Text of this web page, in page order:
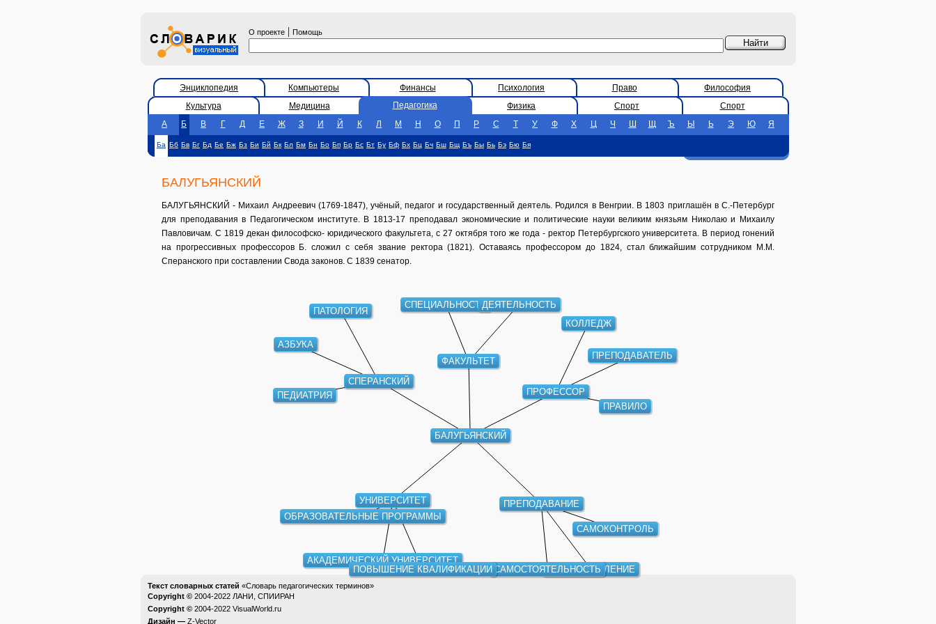
О проекте | Помощь
Энциклопедия Компьютеры Финансы Психология Право
Философия
Культура
Медицина Педагогика Физика Спорт
Спорт
А
Б В Г Д Е Ж З И Й К Л М Н О П Р С Т У Ф Х Ц Ч Ш Щ Ъ Ы Ь Э Ю Я
Ба Бб Бв Бг Бд Бе Бж Бз Би Бй Бк Бл Бм Бн Бо Бп Бр Бс Бт Бу Бф Бх Бц Бч Бш Бщ Бъ Бы Бь Бэ Бю Бя
БАЛУГЬЯНСКИЙ
БАЛУГЬЯНСКИЙ - Михаил Андреевич (1769-1847), учёный, педагог и государственный деятель. Родился в Венгрии. В 1803 приглашён в С.-Петербург
для преподавания в Педагогическом институте. В 1813-17 преподавал экономические и политические науки великим князьям Николаю и Михаилу
Павловичам. С 1819 декан философско- юридического факультета, с 27 октября того же года - ректор Петербургского университета. В период гонений
на прогрессивных профессоров Б. сложил с себя звание ректора (1821). Оставаясь профессором до 1824, стал ближайшим сотрудником М.М.
Сперанского при составлении Свода законов. С 1839 сенатор.
БАЛУГЬЯНСКИЙ
СПЕРАНСКИЙ
ФАКУЛЬТЕТ
ПРЕПОДАВАНИЕ
ПРОФЕССОР
УНИВЕРСИТЕТ
ПЕДИАТРИЯ
ПАТОЛОГИЯ
АЗБУКА
СПЕЦИАЛЬНОСТЬДЕЯТЕЛЬНОСТЬ
САМОКОНТРОЛЬ
САМОУПРАВЛЕНИЕ
САМОСТОЯТЕЛЬНОСТЬ
КОЛЛЕДЖ
ПРЕПОДАВАТЕЛЬ
ПРАВИЛО
АКАДЕМИЧЕСКИЙ УНИВЕРСИТЕТ
ПОВЫШЕНИЕ КВАЛИФИКАЦИИ
ОБРАЗОВАТЕЛЬНЫЕ ПРОГРАММЫ
Текст словарных статей «Словарь педагогических терминов»
Copyright © 2004-2022 ЛАНИ, СПИИРАН
Copyright © 2004-2022 VisualWorld.ru
Дизайн — Z-Vector